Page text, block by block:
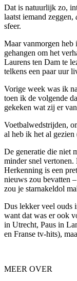
Dat is natuurlijk zo,
laatst iemand zeggen,
sfeer.
Maar vanmorgen
gehangen om het
Laurens ten Dam te
telkens een paar uur
Vorige week was ik
toen ik de volgende
gekeken wat zij er
Voetbalwedstrijden,
al heb ik het al
De generatie die niet
minder snel vertonen.
Herkenning is een
nieuws zou bevatten
zou je starnakeldol
Dus lekker veel ouds
want dat was er ook
in Utrecht, Paus in
en Franse tv-hits),
MEER OVER